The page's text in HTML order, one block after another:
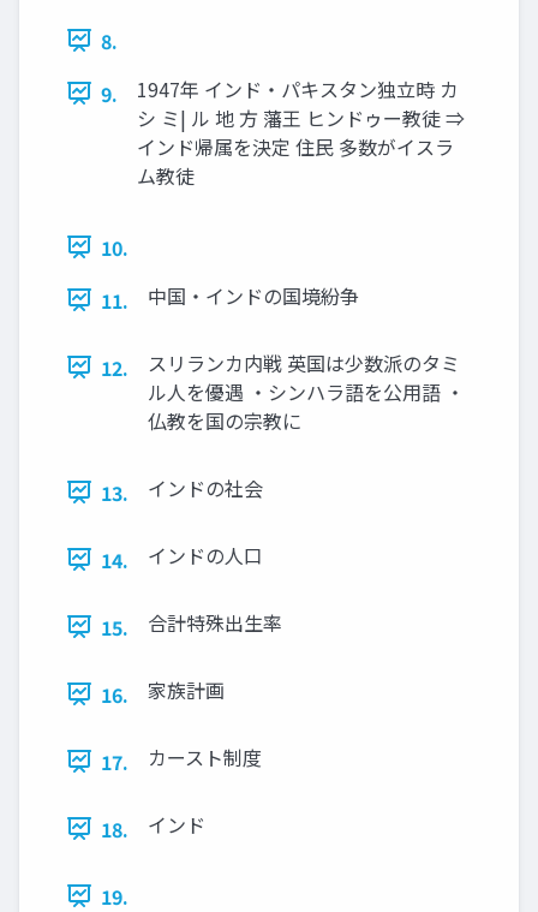
8.
9.
1947年 インド・パキスタン独立時 カ
シ ミ| ル 地 方 藩王 ヒンドゥー教徒 ⇒
インド帰属を決定 住民 多数がイスラ
ム教徒
10.
11.
中国・インドの国境紛争
12.
スリランカ内戦 英国は少数派のタミ
ル人を優遇 ・シンハラ語を公用語 ・
仏教を国の宗教に
13. インドの社会
14. インドの人口
15. 合計特殊出生率
16. 家族計画
17. カースト制度
18. インド
19.